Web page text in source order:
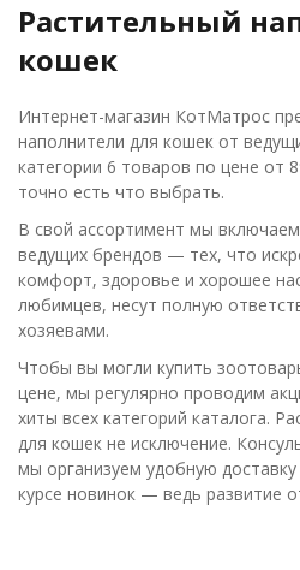
Растительный
кошек
Интернет-магазин КотМатрос
наполнители для кошек от
категории 6 товаров по цене от
точно есть что выбрать.
В свой ассортимент мы
ведущих брендов — тех, что
комфорт, здоровье и хорошее
любимцев, несут полную
хозяевами.
Чтобы вы могли купить
цене, мы регулярно проводим
хиты всех категорий каталога.
для кошек не исключение.
мы организуем удобную
курсе новинок — ведь развитие